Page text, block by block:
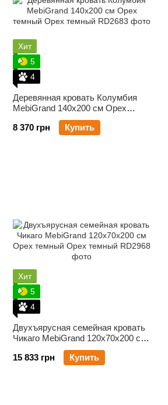
Хит
5
4
Деревянная кровать Колумбия
MebiGrand 140х200 см Орех
8 370 грн
Купить
Хит
5
4
Двухъярусная семейная кровать
Чикаго MebiGrand 120х70х200 см
Орех темный
15 833 грн
Купить